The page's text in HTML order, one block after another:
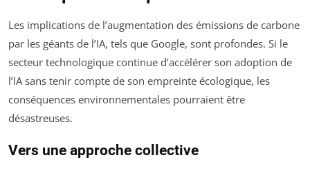
Les implications de l’augmentation des émissions de carbone
par les géants de l’IA, tels que Google, sont profondes. Si le
secteur technologique continue d’accélérer son adoption de
l’IA sans tenir compte de son empreinte écologique, les
conséquences environnementales pourraient être
désastreuses.
Vers une approche collective